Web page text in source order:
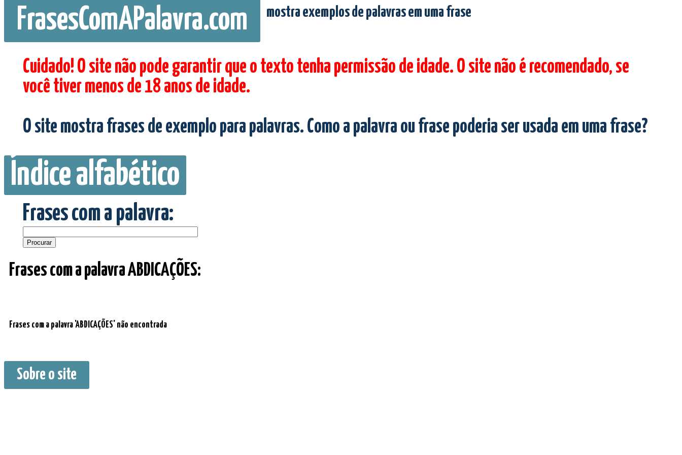
FrasesComAPalavra.com mostra exemplos de palavras em uma frase
Cuidado! O site não pode garantir que o texto tenha permissão de idade. O site não é recomendado, se
você tiver menos de 18 anos de idade.
O site mostra frases de exemplo para palavras. Como a palavra ou frase poderia ser usada em uma frase?
Índice alfabético
Frases com a palavra:
Frases com a palavra ABDICAÇÕES:
Frases com a palavra 'ABDICAÇÕES' não encontrada
Sobre o site